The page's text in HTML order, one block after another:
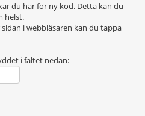
du här för ny kod. Detta kan du
helst.
i webbläsaren kan du tappa
i fältet nedan: